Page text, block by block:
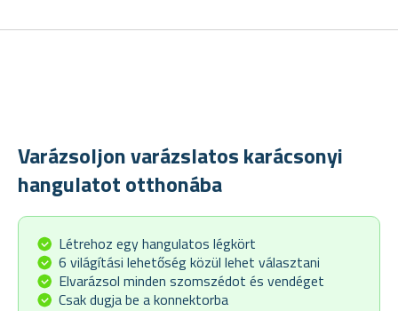
Varázsoljon varázslatos karácsonyi
hangulatot otthonába
Létrehoz egy hangulatos légkört
6 világítási lehetőség közül lehet választani
Elvarázsol minden szomszédot és vendéget
Csak dugja be a konnektorba